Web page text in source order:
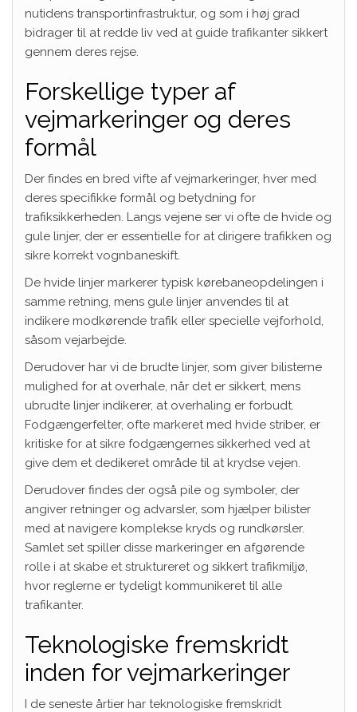
nutidens transportinfrastruktur, og som i høj grad
bidrager til at redde liv ved at guide trafikanter sikkert
gennem deres rejse.
Forskellige typer af
vejmarkeringer og deres
formål
Der findes en bred vifte af vejmarkeringer, hver med
deres specifikke formål og betydning for
trafiksikkerheden. Langs vejene ser vi ofte de hvide og
gule linjer, der er essentielle for at dirigere trafikken og
sikre korrekt vognbaneskift.
De hvide linjer markerer typisk kørebaneopdelingen i
samme retning, mens gule linjer anvendes til at
indikere modkørende trafik eller specielle vejforhold,
såsom vejarbejde.
Derudover har vi de brudte linjer, som giver bilisterne
mulighed for at overhale, når det er sikkert, mens
ubrudte linjer indikerer, at overhaling er forbudt.
Fodgængerfelter, ofte markeret med hvide striber, er
kritiske for at sikre fodgængernes sikkerhed ved at
give dem et dedikeret område til at krydse vejen.
Derudover findes der også pile og symboler, der
angiver retninger og advarsler, som hjælper bilister
med at navigere komplekse kryds og rundkørsler.
Samlet set spiller disse markeringer en afgørende
rolle i at skabe et struktureret og sikkert trafikmiljø,
hvor reglerne er tydeligt kommunikeret til alle
trafikanter.
Teknologiske fremskridt
inden for vejmarkeringer
I de seneste årtier har teknologiske fremskridt